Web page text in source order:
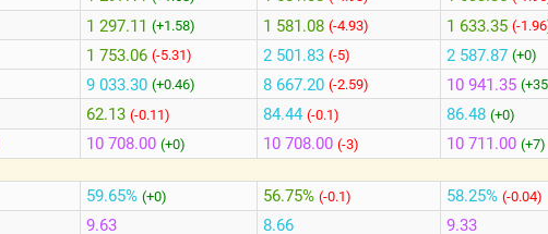
1 297.11 (+1.58)
1 753.06 (-5.31)
9 033.30 (+0.46)
62.13 (-0.11)
10 708.00 (+0)
59.65%(+0)
9.63
1 581.08 (-4.93)
2 501.83 (-5)
8 667.20 (-2.59)
84.44 (-0.1)
10 708.00 (-3)
56.75%(-0.1)
8.66
1 633.35 (-
2 587.87 (+0)
10 941.35
86.48 (+0)
10 711.00 (+7)
58.25% (-0.04)
9.33